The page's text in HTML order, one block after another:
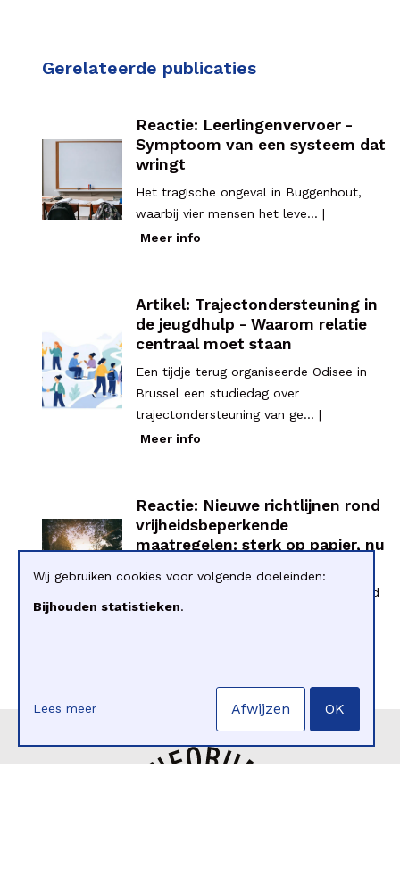
Gerelateerde publicaties
Reactie: Leerlingenvervoer -
Symptoom van een systeem dat
wringt
Het tragische ongeval in Buggenhout,
waarbij vier mensen het leve... |
Meer info
Artikel: Trajectondersteuning in
de jeugdhulp - Waarom relatie
centraal moet staan
Een tijdje terug organiseerde Odisee in
Brussel een studiedag over
trajectondersteuning van ge... |
Meer info
Reactie: Nieuwe richtlijnen rond
vrijheidsbeperkende
maatregelen: sterk op papier, nu
De nieuwe intersectorale richtlijnen rond
vrijheidsbeperkende maa... |
Wij gebruiken cookies voor volgende doeleinden:
Bijhouden statistieken.
Lees meer Afwijzen OK